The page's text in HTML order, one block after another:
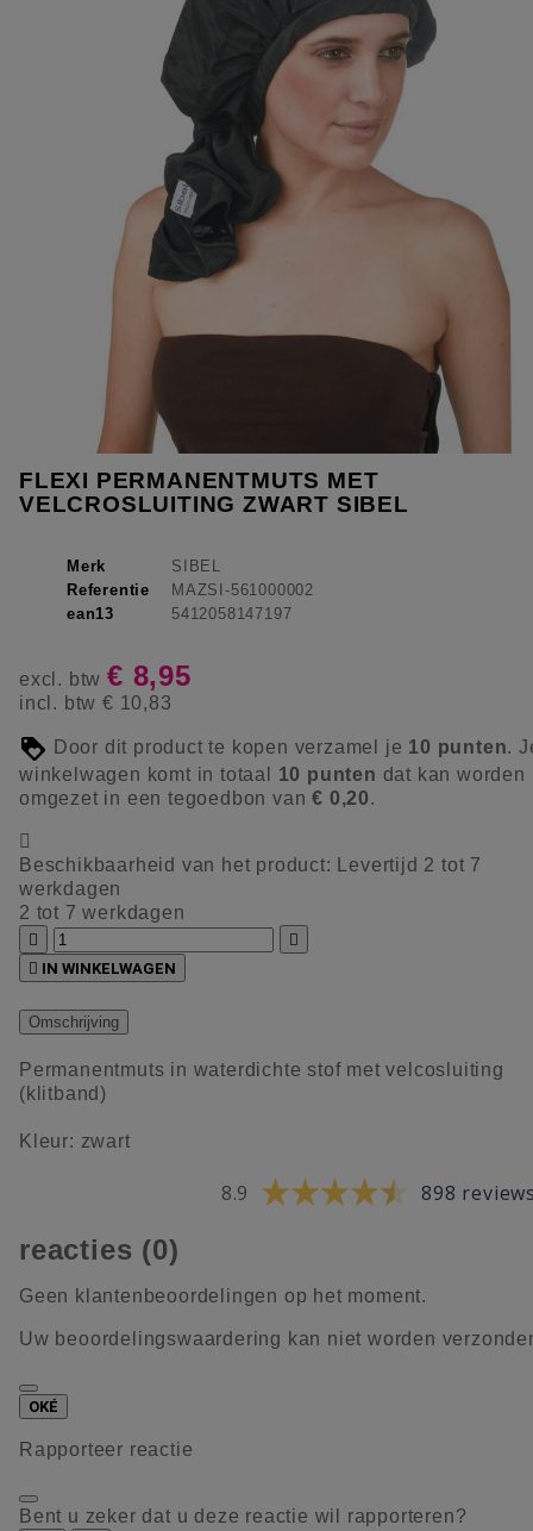
FLEXI PERMANENTMUTS MET
VELCROSLUITING ZWART SIBEL
Merk
SIBEL
Referentie
MAZSI-561000002
ean13
5412058147197
excl. btw € 8,95
incl. btw € 10,83
Door dit product te kopen verzamel je 10 punten.
winkelwagen komt in totaal 10 punten dat kan worden
omgezet in een tegoedbon van€ 0,20.

Beschikbaarheid van het product:
Levertijd 2 tot 7
werkdagen
2 tot 7 werkdagen


 IN WINKELWAGEN
Omschrijving
Permanentmuts in waterdichte stof met velcosluiting
(klitband)
Kleur: zwart
8.9 898
reacties (0)
Geen klantenbeoordelingen op het moment.
Uw beoordelingswaardering kan niet worden
OKÉ
Rapporteer reactie
Bent u zeker dat u deze reactie wil rapporteren?